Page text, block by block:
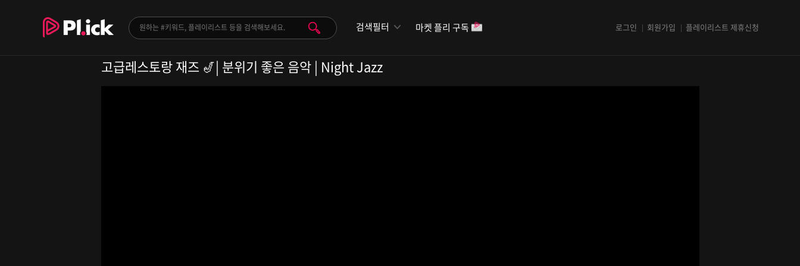
로그인 회원가입 플레이리스트 제휴신청
마켓 플리 구독
검색필터
고급레스토랑 재즈 🎷| 분위기 좋은 음악 | Night Jazz